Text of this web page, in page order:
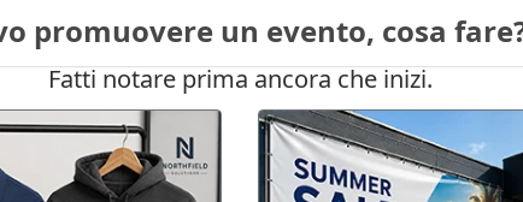
promuovere un evento, cosa
Fatti notare prima ancora che inizi.